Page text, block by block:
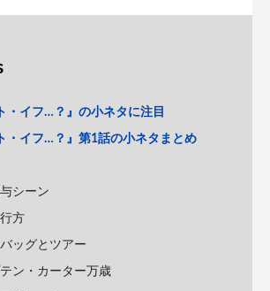
・イフ…？』の小ネタに注目
・イフ…？』第1話の小ネタまとめ
シーン
方
ッグとツアー
ン・カーター万歳